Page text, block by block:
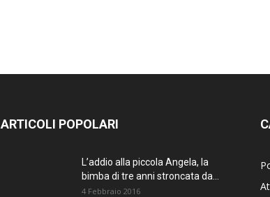
ARTICOLI POPOLARI
L’addio alla piccola Angela, la
bimba di tre anni stroncata da...
4 Febbraio 2016